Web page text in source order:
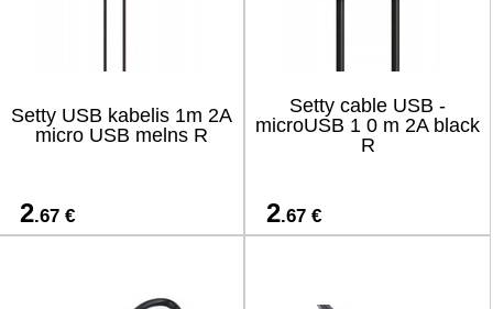
Setty USB kabelis 1m 2A
micro USB melns R
2.67 €
Setty cable USB -
microUSB 1 0 m 2A black
R
2.67 €